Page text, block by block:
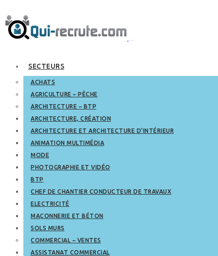
SECTEURS
ACHATS
AGRICULTURE – PÊCHE
ARCHITECTURE – BTP
ARCHITECTURE, CRÉATION
ARCHITECTURE ET ARCHITECTURE D’INTÉRIEUR
ANIMATION MULTIMÉDIA
MODE
PHOTOGRAPHIE ET VIDÉO
BTP
CHEF DE CHANTIER CONDUCTEUR DE TRAVAUX
ELECTRICITÉ
MAÇONNERIE ET BÉTON
SOLS MURS
COMMERCIAL – VENTES
ASSISTANAT COMMERCIAL